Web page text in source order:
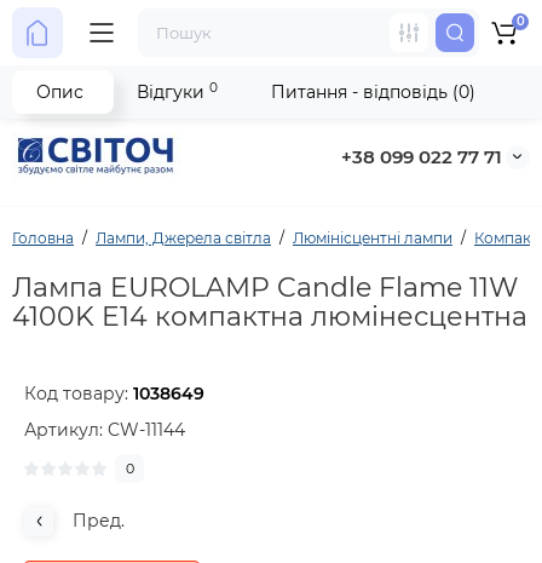
+38 099 022 77 71
0
Головна Лампи, Джерела світла Люмінісцентні лампи
Лампа EUROLAMP Candle Flame 11W
4100K E14 компактна люмінесцентна
Код товару: 1038649
Артикул: CW-11144
0
Пред.
Опис Відгуки 0 Питання - відповідь (0)